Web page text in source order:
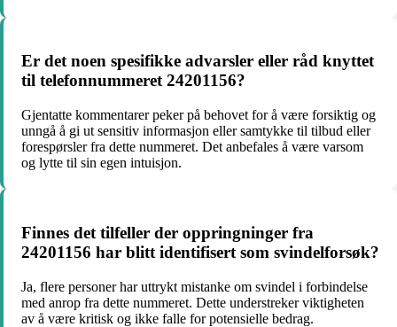
Er det noen spesifikke advarsler eller råd knyttet
til telefonnummeret 24201156?
Gjentatte kommentarer peker på behovet for å være forsiktig og
unngå å gi ut sensitiv informasjon eller samtykke til tilbud eller
forespørsler fra dette nummeret. Det anbefales å være varsom
og lytte til sin egen intuisjon.
Finnes det tilfeller der oppringninger fra
24201156 har blitt identifisert som svindelforsøk?
Ja, flere personer har uttrykt mistanke om svindel i forbindelse
med anrop fra dette nummeret. Dette understreker viktigheten
av å være kritisk og ikke falle for potensielle bedrag.